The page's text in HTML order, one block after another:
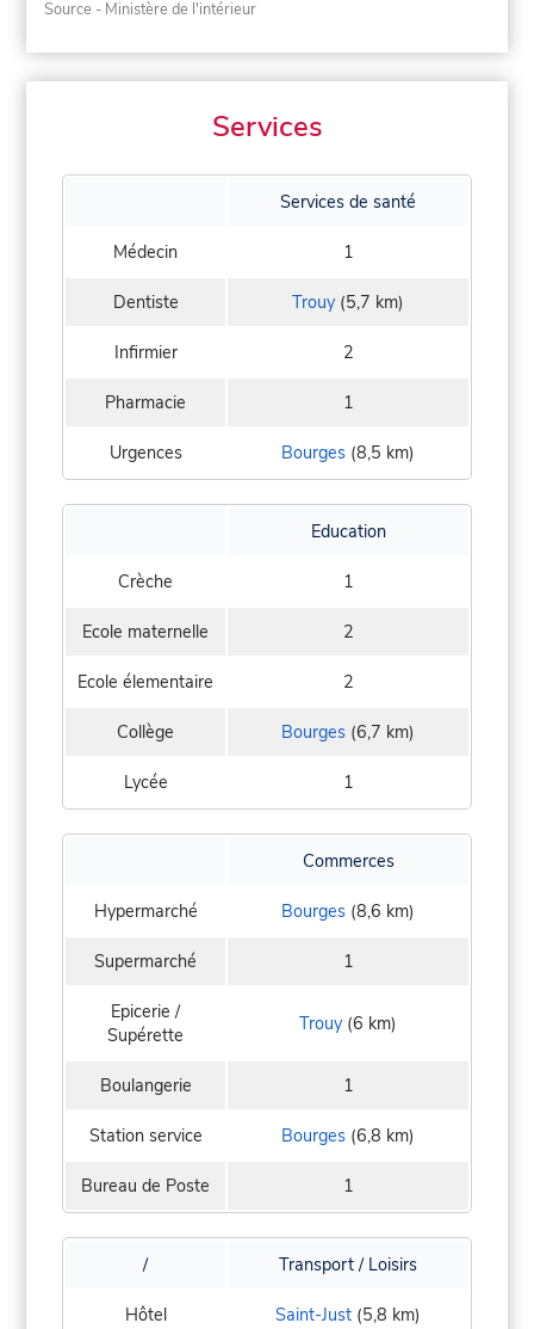
Source - Ministère de l'intérieur
Services
Services de santé
Médecin 1
Dentiste Trouy (5,7 km)
Infirmier 2
Pharmacie 1
Urgences Bourges (8,5 km)
Education
Crèche 1
Ecole maternelle 2
Ecole élementaire 2
Collège Bourges (6,7 km)
Lycée 1
Commerces
Hypermarché Bourges (8,6 km)
Supermarché 1
Epicerie /
Supérette
Trouy (6 km)
Boulangerie 1
Station service Bourges (6,8 km)
Bureau de Poste 1
/ Transport / Loisirs
Hôtel Saint-Just (5,8 km)